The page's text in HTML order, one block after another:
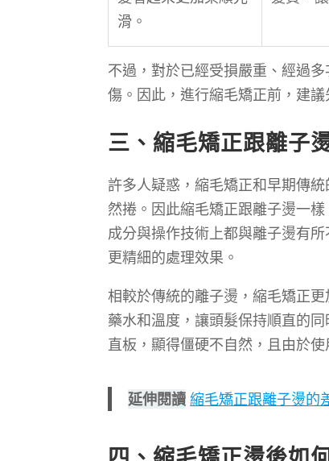
滑。
不過，對於已經受損嚴重、經過
傷。因此，進行縮毛矯正前，建
三、縮毛矯正跟離子
許多人疑惑，縮毛矯正和早期傳
然捲。因此縮毛矯正跟離子燙一
成分與操作技術上都與離子燙有
更精細的處理效果。
相較於傳統的離子燙，縮毛矯正
藥水和溫度，讓頭髮保持順直的
直板，顯得僵硬不自然，且由於
延伸閱讀 縮毛矯正跟離子燙的